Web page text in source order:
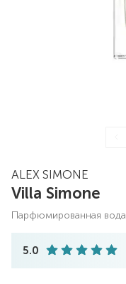
ALEX SIMONE
Villa Simone
парфюмированная вода
5.0